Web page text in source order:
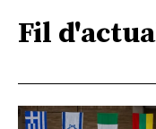
Fil